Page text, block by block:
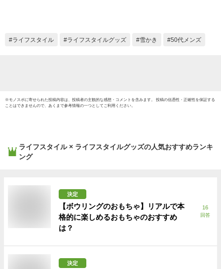
ライフスタイル ライフスタイルグッズ 雪かき 50代メンズ
※モノスポに寄せられた投稿内容は、投稿者の主観的な感想・コメントを含みます。 投稿の信憑性・正確性を保証する
ことはできませんので、あくまで参考情報の一つとしてご利用ください。
ライフスタイル × ライフスタイルグッズの人気おすすめランキ
ング
決定
【ボウリングのおもちゃ】リアルで本
格的に楽しめるおもちゃのおすすめ
は？
16
回答
決定